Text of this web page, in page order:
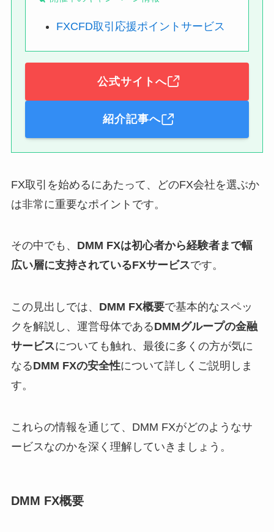
FXCFD取引応援ポイントサービス
公式サイトへ
紹介記事へ
FX取引を始めるにあたって、どのFX会社を選ぶか
は非常に重要なポイントです。
その中でも、 DMM FXは初心者から経験者まで幅
広い層に支持されているFXサービスです。
この見出しでは、 DMM FX概要で基本的なスペッ
クを解説し、運営母体であるDMMグループの金融
サービスについても触れ、最後に多くの方が気に
なるDMM FXの安全性について詳しくご説明しま
す。
これらの情報を通じて、DMM FXがどのようなサ
ービスなのかを深く理解していきましょう。
DMM FX概要